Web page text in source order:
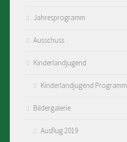
Jahresprogramm
Ausschuss
Kinderlandjugend
Kinderlandjugend Programm
Bildergalerie
Ausflug 2019